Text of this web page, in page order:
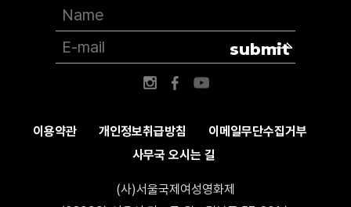
이용약관 개인정보취급방침
이메일무단수집거부
사무국 오시는 길
(사)서울국제여성영화제
submit